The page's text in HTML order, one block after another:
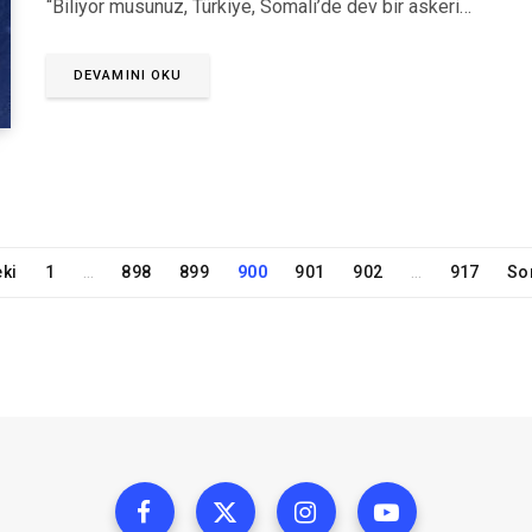
“Biliyor musunuz, Türkiye, Somali’de dev bir askeri…
DEVAMINI OKU
1 … 898 899 900 901 902 … 917